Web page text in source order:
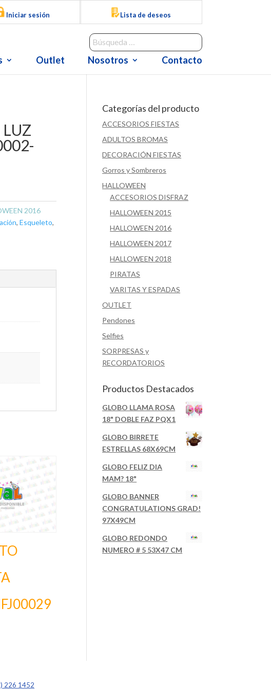
Iniciar sesión Lista de deseos
Outlet Nosotros Contacto
LUZ
2016
,Esqueleto,
Categorías del producto
ACCESORIOS FIESTAS
ADULTOS BROMAS
DECORACIÓN FIESTAS
Gorros y Sombreros
HALLOWEEN
ACCESORIOS DISFRAZ
HALLOWEEN 2015
HALLOWEEN 2016
HALLOWEEN 2017
HALLOWEEN 2018
PIRATAS
VARITAS Y ESPADAS
OUTLET
Pendones
Selfies
SORPRESAS y
RECORDATORIOS
Productos Destacados
GLOBO LLAMA ROSA
18" DOBLE FAZ PQX1
GLOBO BIRRETE
ESTRELLAS 68X69CM
GLOBO FELIZ DIA
MAM? 18"
GLOBO BANNER
CONGRATULATIONS GRAD!
97X49CM
GLOBO REDONDO
NUMERO # 5 53X47 CM
226 1452